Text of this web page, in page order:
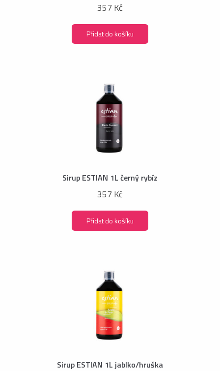
357 Kč
Přidat do košíku
Sirup ESTIAN 1L černý rybíz
357 Kč
Přidat do košíku
Sirup ESTIAN 1L jablko/hruška